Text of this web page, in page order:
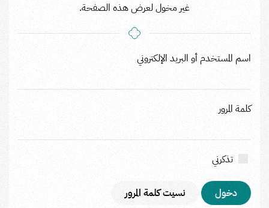
غير مخول لعرض هذه الصفحة.
اسم المستخدم أو البريد الإلكتروني
كلمة المرور
تذكرني
نسيت كلمة المرور